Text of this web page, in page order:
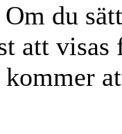
Om du
att